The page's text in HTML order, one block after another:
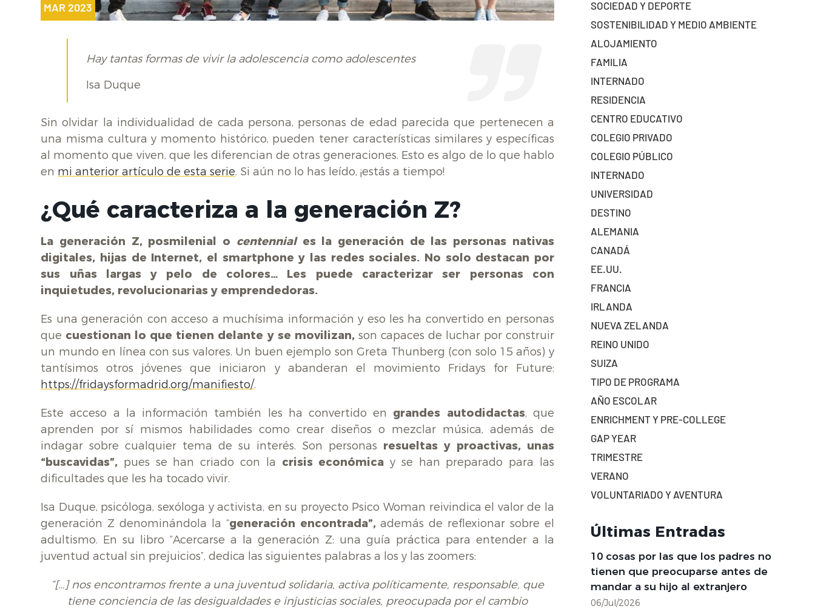
MAR 2023
Hay tantas formas de vivir la adolescencia como adolescentes
Isa Duque
Sin olvidar la individualidad de cada persona, personas de edad parecida que pertenecen a
una misma cultura y momento histórico, pueden tener características similares y específicas
al momento que viven, que les diferencian de otras generaciones. Esto es algo de lo que hablo
en mi anterior artículo de esta serie. Si aún no lo has leído, ¡estás a tiempo!
¿Qué caracteriza a la generación Z?
La generación Z, posmilenial o centenniales la generación de las personas nativas
digitales, hijas de Internet, el smartphone y las redes sociales. No solo destacan por
sus uñas largas y pelo de colores… Les puede caracterizar ser personas con
inquietudes, revolucionarias y emprendedoras.
Es una generación con acceso a muchísima información y eso les ha convertido en personas
que cuestionan lo que tienen delante y se movilizan,son capaces de luchar por construir
un mundo en línea con sus valores. Un buen ejemplo son Greta Thunberg (con solo 15 años) y
tantísimos otros jóvenes que iniciaron y abanderan el movimiento Fridays for Future:
https://fridaysformadrid.org/manifiesto/.
Este acceso a la información también les ha convertido en grandes autodidactas, que
aprenden por sí mismos habilidades como crear diseños o mezclar música, además de
indagar sobre cualquier tema de su interés. Son personas resueltas y proactivas, unas
“buscavidas”, pues se han criado con la crisis económica y se han preparado para las
dificultades que les ha tocado vivir.
Isa Duque, psicóloga, sexóloga y activista, en su proyecto Psico Woman reivindica el valor de la
generación Z denominándola la “generación encontrada”,además de reflexionar sobre el
adultismo. En su libro “Acercarse a la generación Z: una guía práctica para entender a la
juventud actual sin prejuicios”, dedica las siguientes palabras a los y las zoomers:
“[…] nos encontramos frente a una juventud solidaria, activa políticamente, responsable, que
tiene conciencia de las desigualdades e injusticias sociales, preocupada por el cambio
SOCIEDAD Y DEPORTE
SOSTENIBILIDAD Y MEDIO AMBIENTE
ALOJAMIENTO
FAMILIA
INTERNADO
RESIDENCIA
CENTRO EDUCATIVO
COLEGIO PRIVADO
COLEGIO PÚBLICO
INTERNADO
UNIVERSIDAD
DESTINO
ALEMANIA
CANADÁ
EE.UU.
FRANCIA
IRLANDA
NUEVA ZELANDA
REINO UNIDO
SUIZA
TIPO DE PROGRAMA
AÑO ESCOLAR
ENRICHMENT Y PRE-COLLEGE
GAP YEAR
TRIMESTRE
VERANO
VOLUNTARIADO Y AVENTURA
Últimas Entradas
10 cosas por las que los padres no
tienen que preocuparse antes de
mandar a su hijo al extranjero
06/Jul/2026